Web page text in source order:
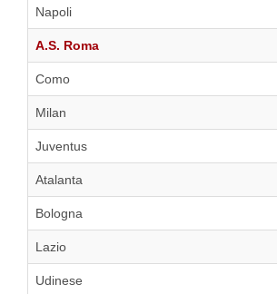
Napoli
A.S. Roma
Como
Milan
Juventus
Atalanta
Bologna
Lazio
Udinese